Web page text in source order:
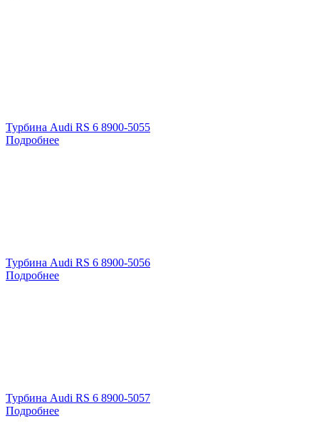
Турбина Audi RS 6 8900-5055
Подробнее
Турбина Audi RS 6 8900-5056
Подробнее
Турбина Audi RS 6 8900-5057
Подробнее